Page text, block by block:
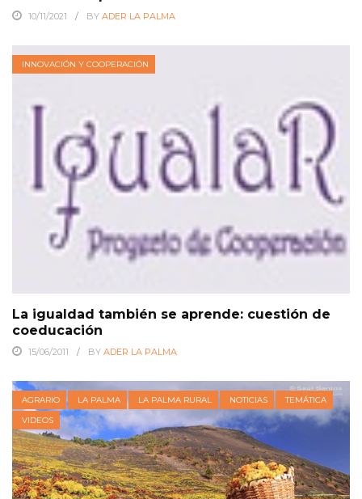
10/11/2021 BY ADER LA PALMA
INNOVACIÓN Y COOPERACIÓN
La igualdad también se aprende: cuestión de
coeducación
15/06/2011 BY ADER LA PALMA
AGRARIO LA PALMA LA PALMA RURAL NOTICIAS
TEMÁTICA
VIDEOS